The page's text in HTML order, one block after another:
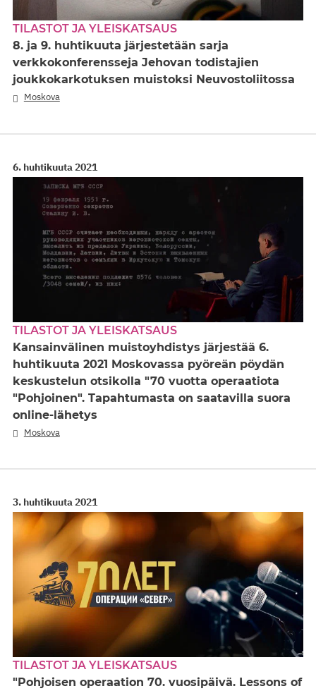
TILASTOT JA YLEISKATSAUS
8. ja 9. huhtikuuta järjestetään sarja
verkkokonferensseja Jehovan todistajien
joukkokarkotuksen muistoksi Neuvostoliitossa
Moskova
6. huhtikuuta 2021
TILASTOT JA YLEISKATSAUS
Kansainvälinen muistoyhdistys järjestää 6.
huhtikuuta 2021 Moskovassa pyöreän pöydän
keskustelun otsikolla "70 vuotta operaatiota
"Pohjoinen". Tapahtumasta on saatavilla suora
online-lähetys
Moskova
3. huhtikuuta 2021
TILASTOT JA YLEISKATSAUS
"Pohjoisen operaation 70. vuosipäivä. Lessons of